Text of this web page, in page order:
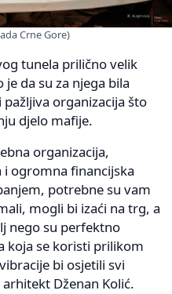
Crne Gore)
tunela prilično velik
je da su za njega bila
organizacija što
djelo mafije.
organizacija,
ogromna financijska
potrebne su vam
mogli bi izaći na trg, a
nego su perfektno
koja se koristi prilikom
bi osjetili svi
arhitekt Dženan Kolić.